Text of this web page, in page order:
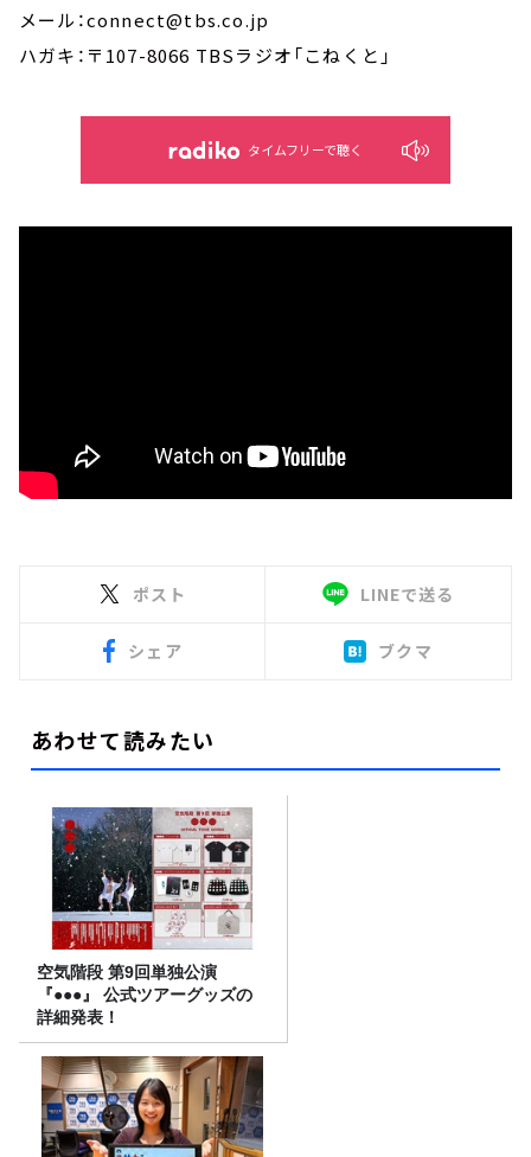
メール：connect@tbs.co.jp
ハガキ：〒107-8066 TBSラジオ「こねくと」
タイムフリーで聴く
ポスト LINEで送る
シェア ブクマ
あわせて読みたい
空気階段 第9回単独公演
『●●●』 公式ツアーグッズの
詳細発表！